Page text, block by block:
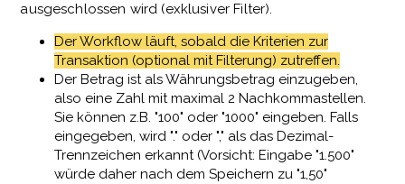
ausgeschlossen wird (exklusiver Filter).
Der Workflow läuft, sobald die Kriterien zur
Transaktion (optional mit Filterung) zutreffen.
Der Betrag ist als Währungsbetrag einzugeben,
also eine Zahl mit maximal 2 Nachkommastellen.
Sie können z.B. "100" oder "1000" eingeben. Falls
eingegeben, wird "." oder "," als das Dezimal-
Trennzeichen erkannt (Vorsicht: Eingabe "1.500"
würde daher nach dem Speichern zu "1,50"